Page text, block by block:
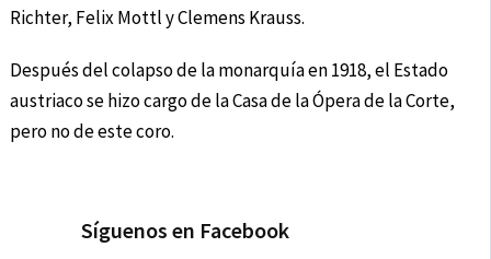
Richter, Felix Mottl y Clemens Krauss.
Después del colapso de la monarquía en 1918, el Estado
austriaco se hizo cargo de la Casa de la Ópera de la Corte,
pero no de este coro.
Síguenos en Facebook